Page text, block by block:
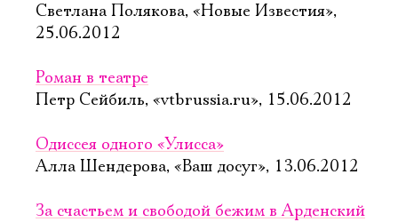
Светлана Полякова, «Новые Известия»,
25.06.2012
Роман в театре
Петр Сейбиль, «vtbrussia.ru», 15.06.2012
Одиссея одного «Улисса»
Алла Шендерова, «Ваш досуг», 13.06.2012
За счастьем и свободой бежим в Арденский